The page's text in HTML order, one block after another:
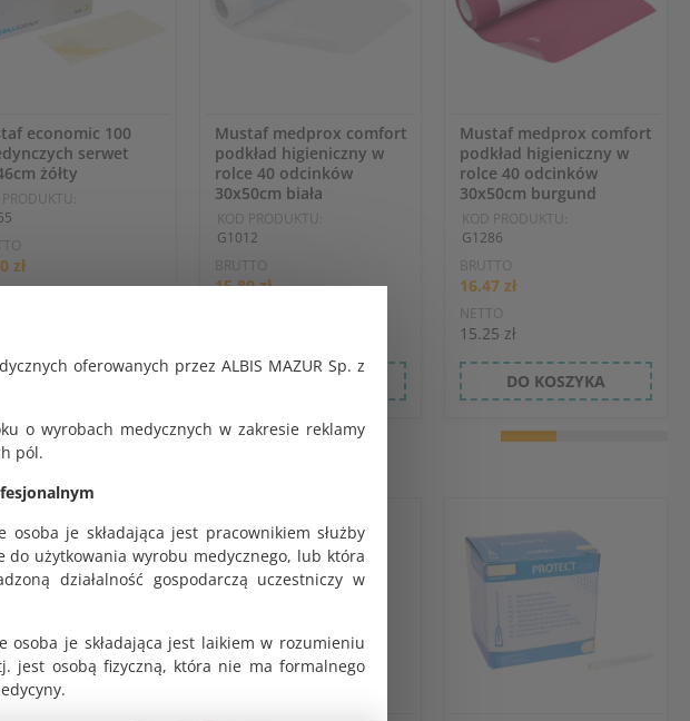
oferowanych przez ALBIS MAZUR Sp. z
o wyrobach medycznych w zakresie reklamy
pól.
osoba je składająca jest pracownikiem służby
użytkowania wyrobu medycznego, lub która
działalność gospodarczą uczestniczy w
osoba je składająca jest laikiem w rozumieniu
jest osobą fizyczną, która nie ma formalnego
economic 100
serwet
żółty
PRODUKTU:
zł
DO KOSZYKA
Mustaf medprox comfort
podkład higieniczny w
rolce 40 odcinków
30x50cm biała
KOD PRODUKTU:
G1012
BRUTTO
15.80 zł
DO KOSZYKA
Mustaf medprox comfort
podkład higieniczny w
rolce 40 odcinków
30x50cm burgund
KOD PRODUKTU:
G1286
BRUTTO
16.47 zł
NETTO
15.25 zł
DO KOSZYKA